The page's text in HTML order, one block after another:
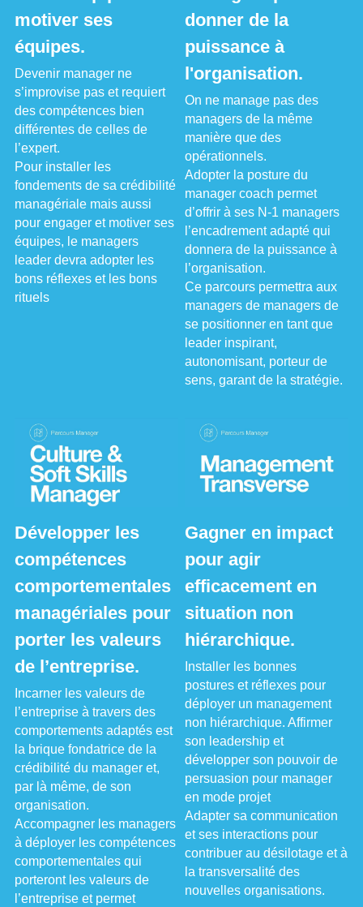
motiver ses
équipes.
Devenir manager ne
s’improvise pas et requiert
des compétences bien
différentes de celles de
l’expert.
Pour installer les
fondements de sa crédibilité
managériale mais aussi
pour engager et motiver ses
équipes, le managers
leader devra adopter les
bons réflexes et les bons
rituels
donner de la
puissance à
l'organisation.
On ne manage pas des
managers de la même
manière que des
opérationnels.
Adopter la posture du
manager coach permet
d’offrir à ses N-1 managers
l’encadrement adapté qui
donnera de la puissance à
l’organisation.
Ce parcours permettra aux
managers de managers de
se positionner en tant que
leader inspirant,
autonomisant, porteur de
sens, garant de la stratégie.
Développer les
compétences
comportementales
managériales pour
porter les valeurs
de l’entreprise.
Incarner les valeurs de
l’entreprise à travers des
comportements adaptés est
la brique fondatrice de la
crédibilité du manager et,
par là même, de son
organisation.
Accompagner les managers
à déployer les compétences
comportementales qui
porteront les valeurs de
l’entreprise et permet
Gagner en impact
pour agir
efficacement en
situation non
hiérarchique.
Installer les bonnes
postures et réflexes pour
déployer un management
non hiérarchique. Affirmer
son leadership et
développer son pouvoir de
persuasion pour manager
en mode projet
Adapter sa communication
et ses interactions pour
contribuer au désilotage et à
la transversalité des
nouvelles organisations.